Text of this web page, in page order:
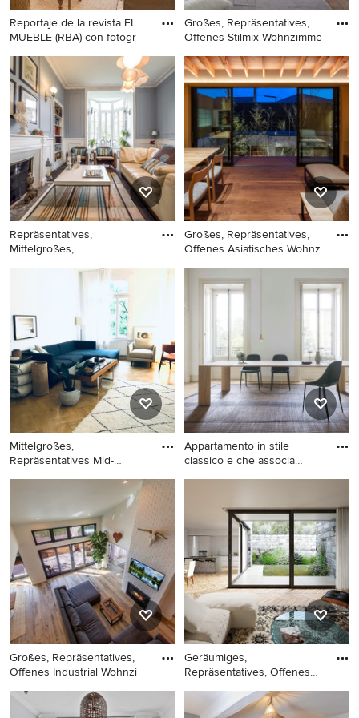
Reportaje de la revista EL
MUEBLE (RBA) con fotogr
Mittelgroßes,
Repräsentatives, Offenes
Shabby-Chic Wohnzimmer
mit weißer Wandfarbe in
Bilbao
Großes, Repräsentatives,
Offenes Stilmix Wohnzimme
Großes, Repräsentatives,
Offenes Stilmix Wohnzimmer
ohne Kamin mit weißer
Wandfarbe, braunem
Holzboden und
freistehendem TV
Repräsentatives,
Mittelgroßes,
Repräsentatives,
Abgetrenntes Klassisches
Wohnzimmer mit grauer
Wandfarbe, Teppichboden,
Kamin und Kaminumrandung
aus Stein in Rennes
Großes, Repräsentatives,
Offenes Asiatisches Wohnz
Großes, Repräsentatives,
Offenes Asiatisches
Wohnzimmer ohne Kamin mit
brauner Wandfarbe,
Sperrholzboden,
freistehendem TV, braunem
Boden, freigelegten
Dachbalken und
Tapetenwänden in Kyoto
Mittelgroßes,
Repräsentatives Mid-
Mittelgroßes,
Repräsentatives Mid-Century
Wohnzimmer im Loft-Stil mit
weißer Wandfarbe, braunem
Holzboden, Kaminofen,
gefliester Kaminumrandung,
TV-Wand und braunem
Boden in Hannover
Appartamento in stile
classico e che associa
Großes, Repräsentatives,
Wohnzimmer mit weißer
Wandfarbe, hellem
Holzboden, beigem Boden
und gewölbter Decke in
Mailand
Großes, Repräsentatives,
Offenes Industrial Wohnzi
Großes, Repräsentatives,
Offenes Industrial
Geräumiges,
Repräsentatives, Offenes
Geräumiges,
Repräsentatives, Offenes